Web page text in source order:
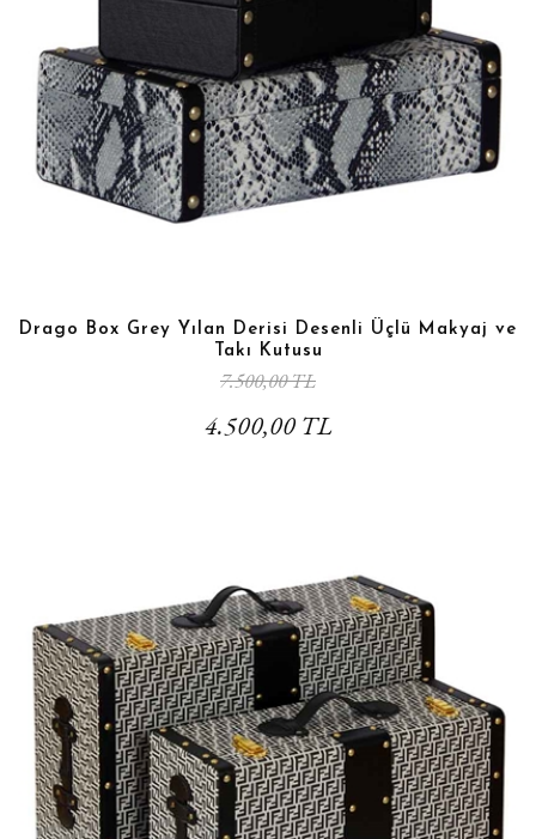
Drago Box Grey Yılan Derisi Desenli Üçlü Makyaj ve
Takı Kutusu
7.500,00 TL
4.500,00 TL